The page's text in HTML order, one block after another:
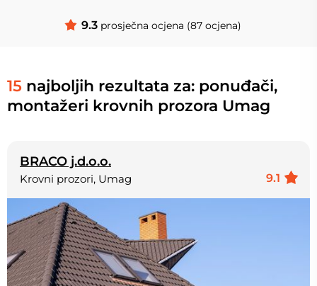
9.3prosječna ocjena (87 ocjena)
15 najboljih rezultata za: ponuđači,
montažeri krovnih prozora Umag
BRACO j.d.o.o.
9.1
Krovni prozori, Umag